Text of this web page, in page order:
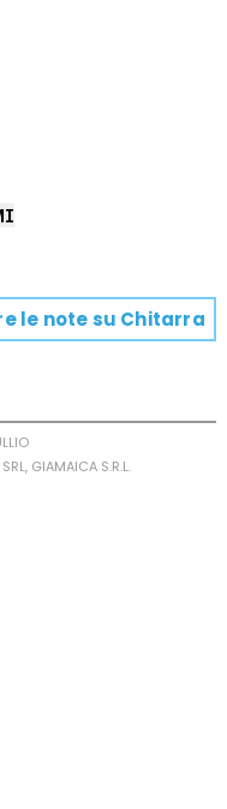
le note su Chitarra
GIAMAICA S.R.L.